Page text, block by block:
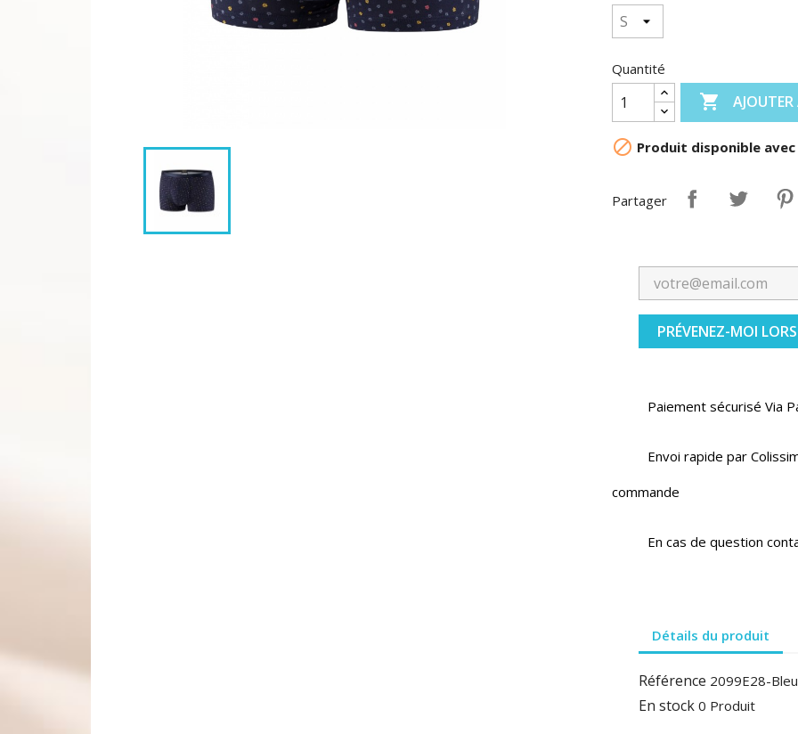
Quantité

 Produit disponible
Partager
PRÉVENEZ-MOI
Paiement sécurisé Via
Envoi rapide par
commande
En cas de question
Détails du produit
Référence 2099E28-
En stock 0 Produit